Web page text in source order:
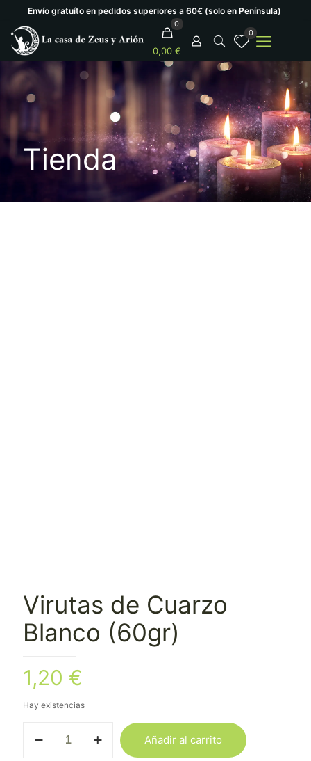
Envío gratuíto en pedidos superiores a 60€ (solo en Península)
0
0,00 €
0
Tienda
Virutas de Cuarzo
Blanco (60gr)
1,20 €
Hay existencias
Añadir al carrito